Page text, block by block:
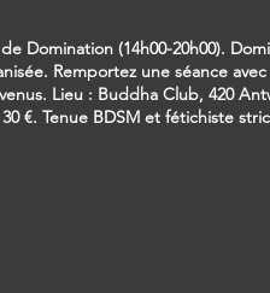
Domination (14h00-20h00).
Remportez une séance
Lieu : Buddha Club, 420
€. Tenue BDSM et fétichiste